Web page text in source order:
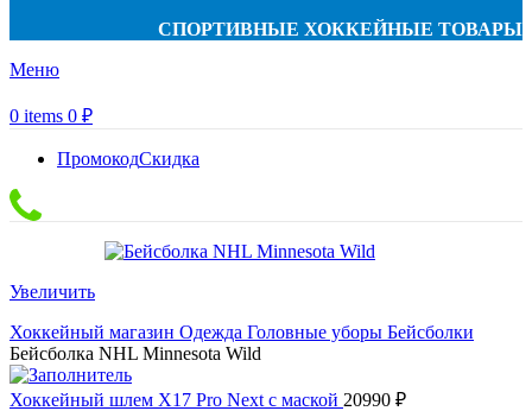
СПОРТИВНЫЕ ХОККЕЙНЫЕ ТОВАРЫ
Меню
0 items 0 ₽
ПромокодСкидка
Увеличить
Хоккейный магазин Одежда Головные уборы Бейсболки
Бейсболка NHL Minnesota Wild
Хоккейный шлем Х17 Pro Next с маской 20990 ₽